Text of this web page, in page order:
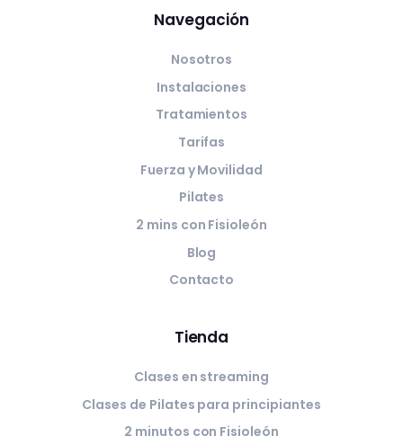
Navegación
Nosotros
Instalaciones
Tratamientos
Tarifas
Fuerza y Movilidad
Pilates
2 mins con Fisioleón
Blog
Contacto
Tienda
Clases en streaming
Clases de Pilates para principiantes
2 minutos con Fisioleón